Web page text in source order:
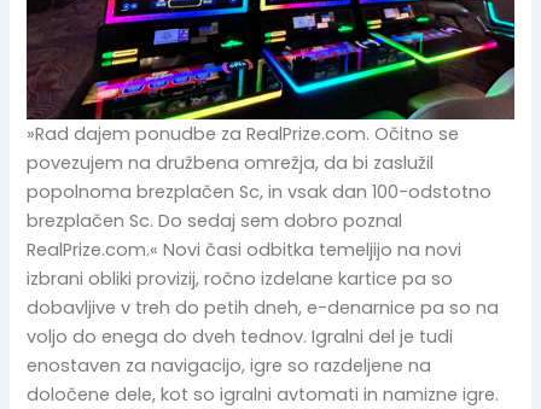
»Rad dajem ponudbe za RealPrize.com. Očitno se
povezujem na družbena omrežja, da bi zaslužil
popolnoma brezplačen Sc, in vsak dan 100-odstotno
brezplačen Sc. Do sedaj sem dobro poznal
RealPrize.com.« Novi časi odbitka temeljijo na novi
izbrani obliki provizij, ročno izdelane kartice pa so
dobavljive v treh do petih dneh, e-denarnice pa so na
voljo do enega do dveh tednov. Igralni del je tudi
enostaven za navigacijo, igre so razdeljene na
določene dele, kot so igralni avtomati in namizne igre.